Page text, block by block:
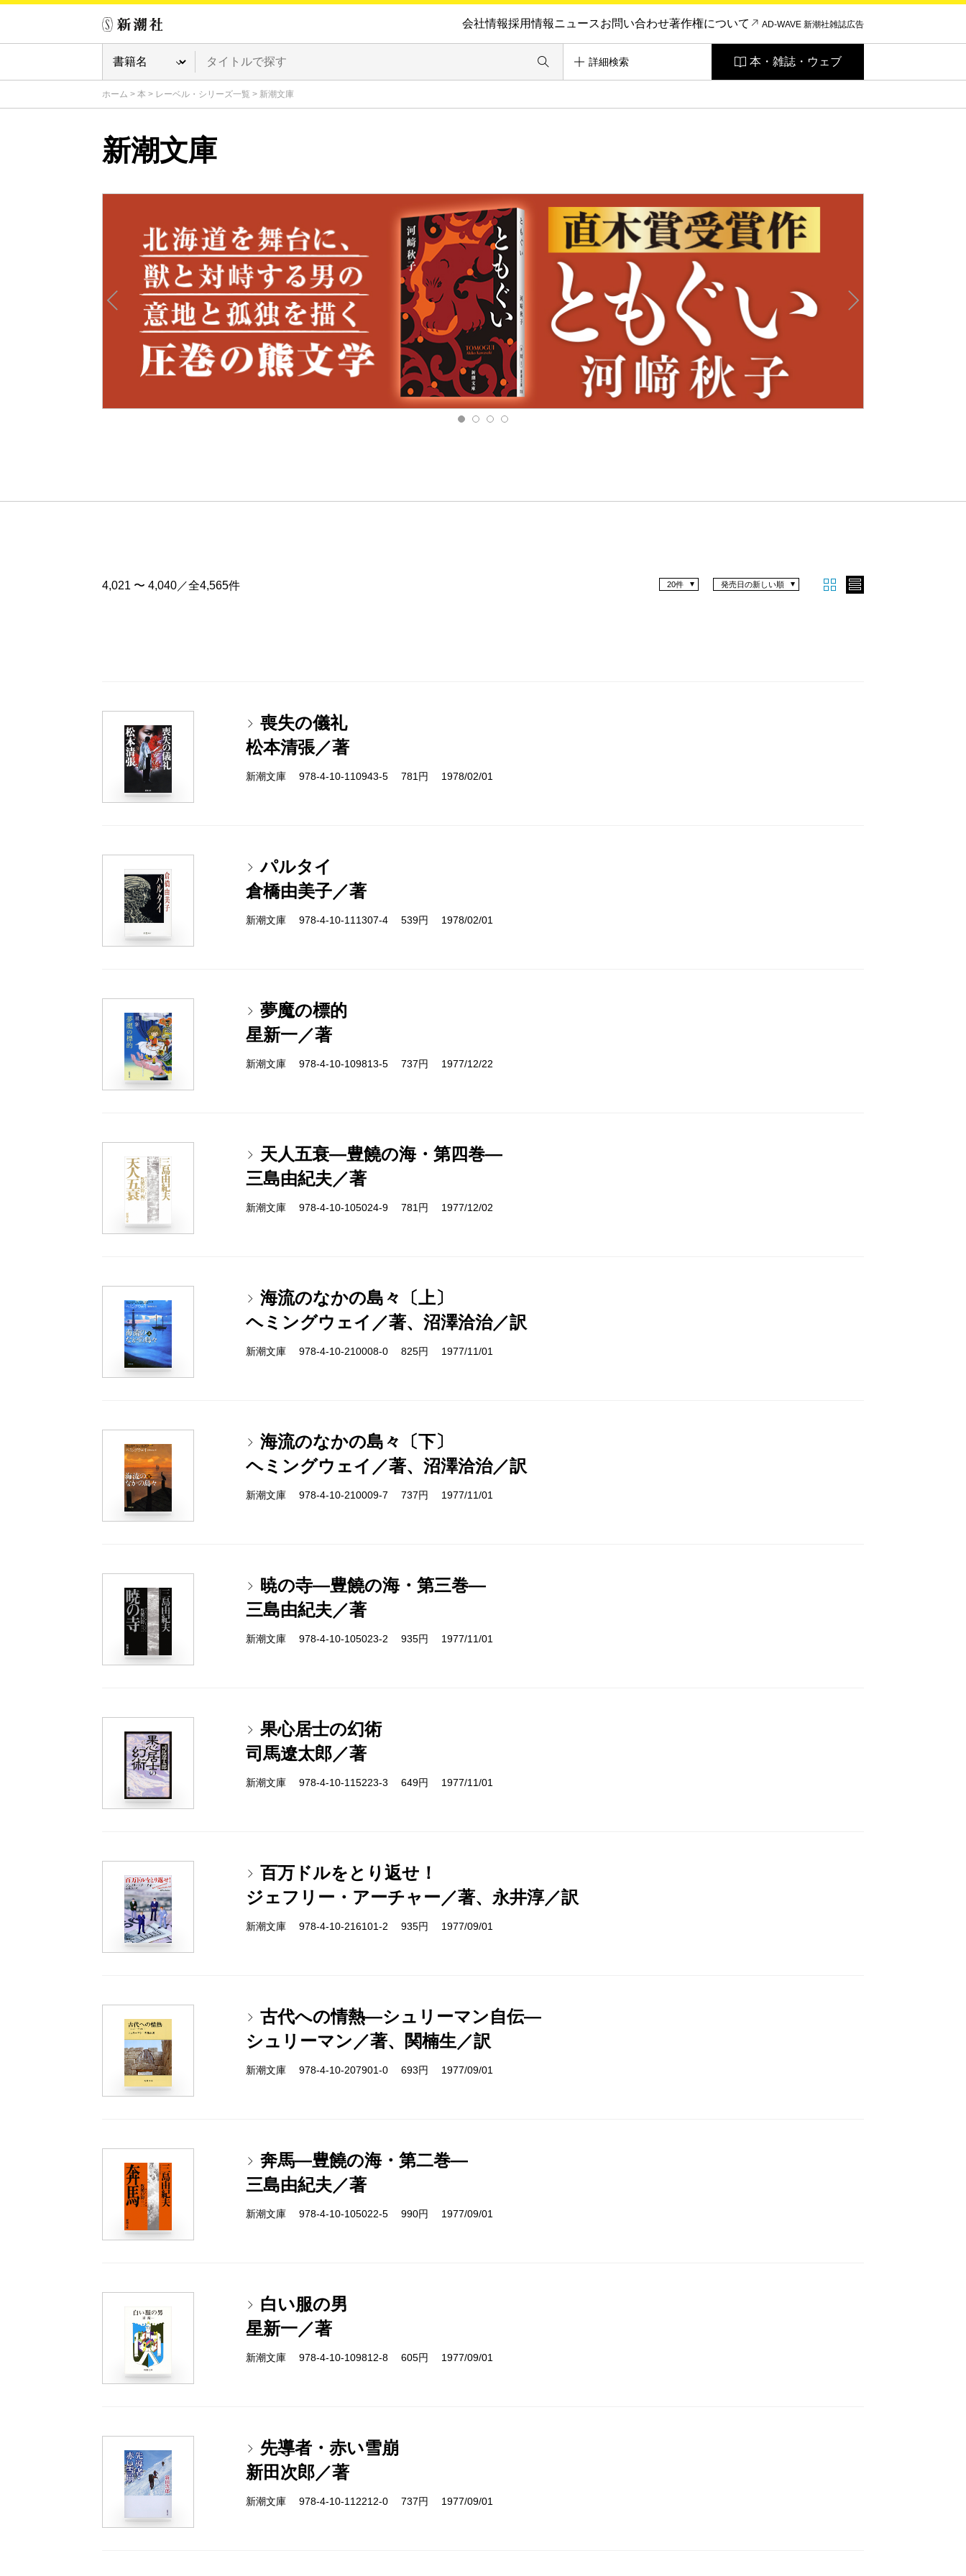
会社情報採用情報ニュースお問い合わせ著作権について AD-WAVE 新潮社雑誌広告
詳細検索 本・雑誌・ウェブ
ホーム > 本 > レーベル・シリーズ一覧 > 新潮文庫
新潮文庫
4,021 〜 4,040／全4,565件 発売日の新しい順
20件
喪失の儀礼
松本清張／著
新潮文庫 978-4-10-110943-5 781円 1978/02/01
パルタイ
倉橋由美子／著
新潮文庫 978-4-10-111307-4 539円 1978/02/01
夢魔の標的
星新一／著
新潮文庫 978-4-10-109813-5 737円 1977/12/22
天人五衰―豊饒の海・第四巻―
三島由紀夫／著
新潮文庫 978-4-10-105024-9 781円 1977/12/02
海流のなかの島々〔上〕
ヘミングウェイ／著、沼澤洽治／訳
新潮文庫 978-4-10-210008-0 825円 1977/11/01
海流のなかの島々〔下〕
ヘミングウェイ／著、沼澤洽治／訳
新潮文庫 978-4-10-210009-7 737円 1977/11/01
暁の寺―豊饒の海・第三巻―
三島由紀夫／著
新潮文庫 978-4-10-105023-2 935円 1977/11/01
果心居士の幻術
司馬遼太郎／著
新潮文庫 978-4-10-115223-3 649円 1977/11/01
百万ドルをとり返せ！
ジェフリー・アーチャー／著、永井淳／訳
新潮文庫 978-4-10-216101-2 935円 1977/09/01
古代への情熱―シュリーマン自伝―
シュリーマン／著、関楠生／訳
新潮文庫 978-4-10-207901-0 693円 1977/09/01
奔馬―豊饒の海・第二巻―
三島由紀夫／著
新潮文庫 978-4-10-105022-5 990円 1977/09/01
白い服の男
星新一／著
新潮文庫 978-4-10-109812-8 605円 1977/09/01
先導者・赤い雪崩
新田次郎／著
新潮文庫 978-4-10-112212-0 737円 1977/09/01